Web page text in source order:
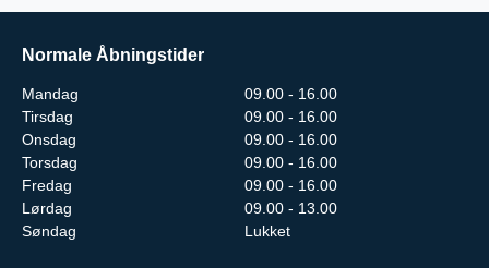
Normale Åbningstider
Mandag
09.00 - 16.00
Tirsdag
09.00 - 16.00
Onsdag
09.00 - 16.00
Torsdag
09.00 - 16.00
Fredag
09.00 - 16.00
Lørdag
09.00 - 13.00
Søndag
Lukket